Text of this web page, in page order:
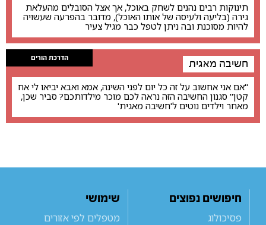
תינוקות רבים נהנים לשחק באוכל, אך אצל הסובלים מהעלאת
גירה (בליעה ולעיסה של אותו האוכל), מדובר בהפרעה שעשויה
להיות מסוכנת ובה ניתן לטפל כבר מגיל צעיר
הדרכת הורים חשיבה מאגית
"אם אני אחשוב על זה כל יום לפני השינה, אמא ואבא יביאו לי אח
קטן" סגנון החשיבה הזה נראה לכם מוכר מילדותכם? סביר שכן,
מאחר וילדים נוטים ל'חשיבה מאגית'
חיפושים נפוצים
פסיכולוג
שימושי
מטפלים לפי אזורים